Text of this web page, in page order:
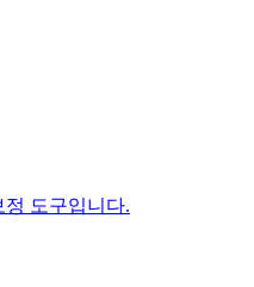
정 도구입니다.